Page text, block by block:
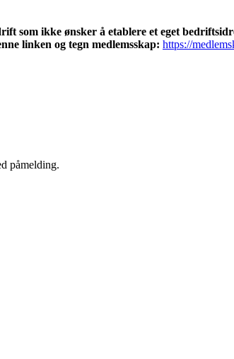
som ikke ønsker å etablere et eget
linken og tegn medlemsskap: https://
påmelding.